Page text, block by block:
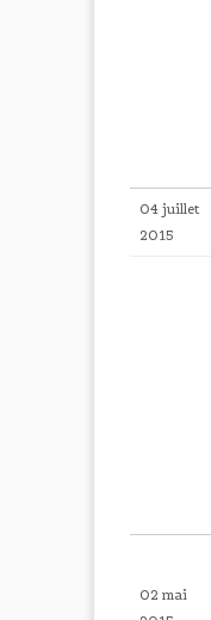
04 juillet
2015
02 mai